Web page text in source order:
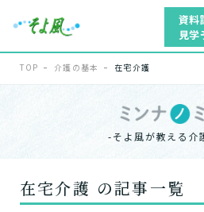
資料
見学
TOP 介護の基本 在宅介護
-そよ風が教える介
在宅介護 の記事一覧